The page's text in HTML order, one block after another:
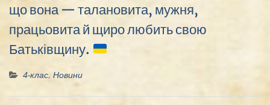
що вона — талановита, мужня,
працьовита й щиро любить свою
Батьківщину.
4-клас, Новини